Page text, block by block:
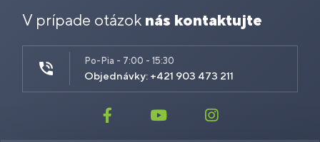
V prípade otázok nás kontaktujte
Po-Pia - 7:00 - 15:30
Objednávky: +421 903 473 211